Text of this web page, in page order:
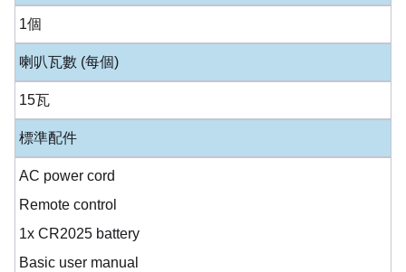
1個
喇叭瓦數 (每個)
15瓦
標準配件
AC power cord
Remote control
1x CR2025 battery
Basic user manual